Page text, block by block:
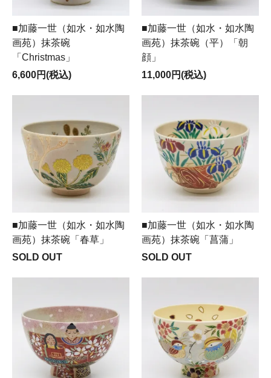
■加藤一世（如水・如水陶
画苑）抹茶碗
「Christmas」
6,600円(税込)
■加藤一世（如水・如水陶
画苑）抹茶碗（平）「朝
顔」
11,000円(税込)
■加藤一世（如水・如水陶
画苑）抹茶碗「春草」
SOLD OUT
■加藤一世（如水・如水陶
画苑）抹茶碗「菖蒲」
SOLD OUT